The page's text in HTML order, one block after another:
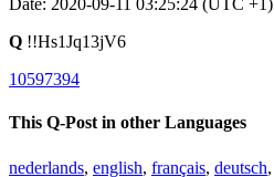
Date: 2020-09-11 03:25:24 (UTC +1)
Q !!Hs1Jq13jV6
10597394
This Q-Post in other Languages
nederlands, english, français, deutsch,